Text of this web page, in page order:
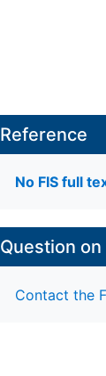
Reference
No FIS full
Question
Contact the